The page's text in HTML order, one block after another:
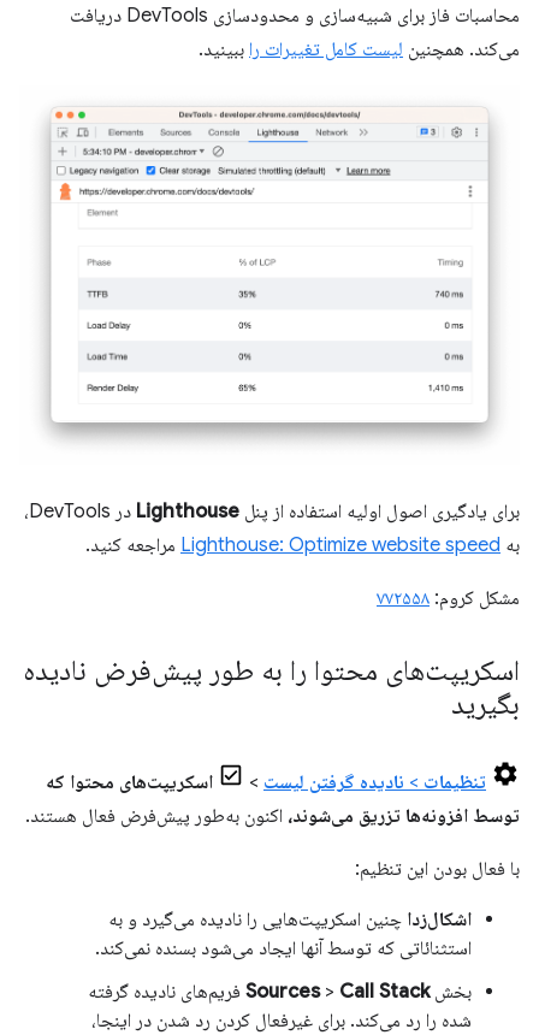
محاسبات فاز برای شبیه‌سازی و محدودسازی DevTools دریافت
می‌کند. همچنین لیست کامل تغییرات را ببینید.
برای یادگیری اصول اولیه استفاده از پنل Lighthouse
در DevTools،
به Lighthouse: Optimize website speed مراجعه کنید.
مشکل کروم: ۷۷۲۵۵۸
اسکریپت‌های محتوا را به طور پیش‌فرض نادیده
بگیرید
تنظیمات > نادیده گرفتن لیست >
اسکریپت‌های محتوا که
توسط افزونه‌ها تزریق می‌شوند، اکنون به‌طور پیش‌فرض فعال هستند.
با فعال بودن این تنظیم:
اشکال‌زدا چنین اسکریپت‌هایی را نادیده می‌گیرد و به
استثنائاتی که توسط آنها ایجاد می‌شود بسنده نمی‌کند.
بخش
Sources> Call Stack
فریم‌های نادیده گرفته
شده را رد می‌کند. برای غیرفعال کردن رد شدن در اینجا،